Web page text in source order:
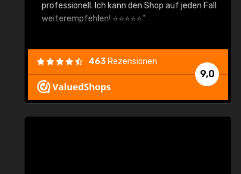
professionell. Ich kann den Shop auf jeden Fall
weiterempfehlen! ⭐⭐⭐⭐⭐"
9,0
463 Rezensionen